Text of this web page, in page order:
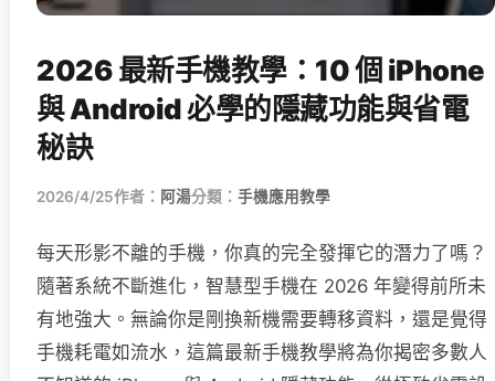
2026 最新手機教學：10 個 iPhone
與 Android 必學的隱藏功能與省電
秘訣
2026/4/25作者： 阿湯分類： 手機應用教學
每天形影不離的手機，你真的完全發揮它的潛力了嗎？
隨著系統不斷進化，智慧型手機在 2026 年變得前所未
有地強大。無論你是剛換新機需要轉移資料，還是覺得
手機耗電如流水，這篇最新手機教學將為你揭密多數人